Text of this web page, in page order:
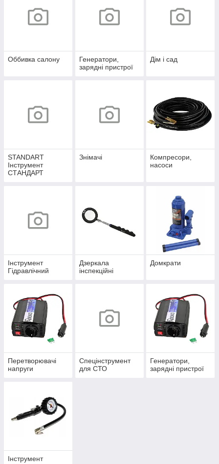
Оббивка салону
Генератори,
зарядні пристрої
Дім і сад
STANDART
Інструмент
СТАНДАРТ
Знімачі
Компресори,
насоси
Інструмент
Гідравлічний
Дзеркала
інспекційні
Домкрати
Перетворювачі
напруги
Спецінструмент
для СТО
Генератори,
зарядні пристрої
Інструмент